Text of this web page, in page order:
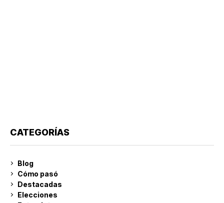
CATEGORÍAS
Blog
Cómo pasó
Destacadas
Elecciones